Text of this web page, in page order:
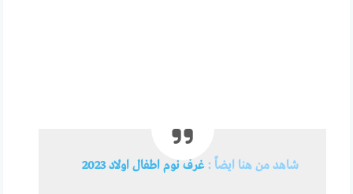
شاهد من هنا ايضاً :غرف نوم اطفال اولاد 2023